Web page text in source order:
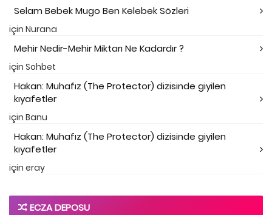
Selam Bebek Mugo Ben Kelebek Sözleri
için Nurana
Mehir Nedir-Mehir Miktarı Ne Kadardır ?
için Sohbet
Hakan: Muhafız (The Protector) dizisinde giyilen
kıyafetler
için Banu
Hakan: Muhafız (The Protector) dizisinde giyilen
kıyafetler
için eray
ECZA DEPOSU